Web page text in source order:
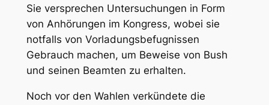
Sie versprechen Untersuchungen in Form
von Anhörungen im Kongress, wobei sie
notfalls von Vorladungsbefugnissen
Gebrauch machen, um Beweise von Bush
und seinen Beamten zu erhalten.
Noch vor den Wahlen verkündete die